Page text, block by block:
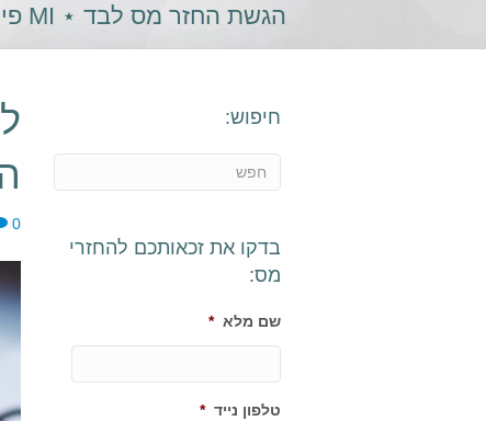
הגשת החזר מס לבד ⋆ MI פיננסים
חיפוש:
בדקו את זכאותכם להחזרי
מס:
שם מלא *
טלפון נייד *
0